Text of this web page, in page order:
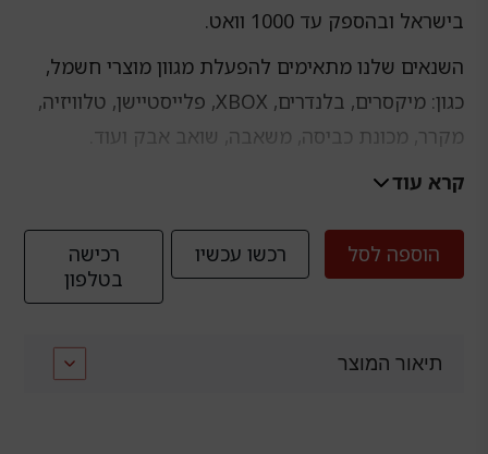
בישראל ובהספק עד 1000 וואט.
השנאים שלנו מתאימים להפעלת מגוון מוצרי חשמל,
כגון: מיקסרים, בלנדרים, XBOX, פלייסטיישן, טלוויזיה,
מקרר, מכונת כביסה, משאבה, שואב אבק ועוד.
אפשרות לאספקה מהירה במרכז
קרא עוד
הוספה לסל רכשו עכשיו
רכישה
בטלפון
תיאור המוצר